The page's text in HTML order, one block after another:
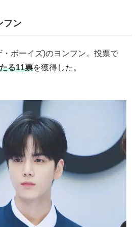
フン
ボーイズ)のヨンフン。投票で
る11票を獲得した。